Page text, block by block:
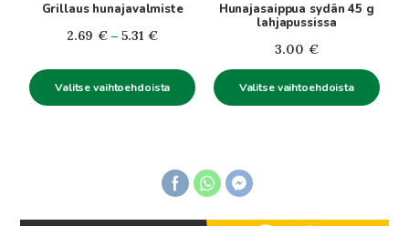
Grillaus hunajavalmiste
2.69 € – 5.31 €Hintaluokka:
5.31€
Valitse vaihtoehdoista
Hunajasaippua sydän 45 g
lahjapussissa
3.00 €
Valitse vaihtoehdoista
sivulla.